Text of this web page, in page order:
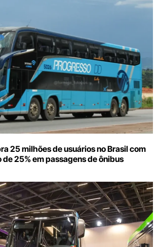
25 milhões de usuários no Brasil com
25% em passagens de ônibus